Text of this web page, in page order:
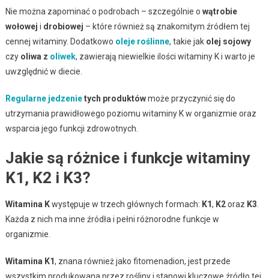
Nie można zapominać o podrobach – szczególnie o wątrobie
wołowej i drobiowej – które również są znakomitym źródłem tej
cennej witaminy. Dodatkowo oleje roślinne, takie jak olej sojowy
czy oliwa z oliwek, zawierają niewielkie ilości witaminy K i warto je
uwzględnić w diecie.
Regularne jedzenietych produktówmoże przyczynić się do
utrzymania prawidłowego poziomu witaminy K w organizmie oraz
wsparcia jego funkcji zdrowotnych.
Jakie są różnice i funkcje witaminy
K1, K2 i K3?
Witamina Kwystępuje w trzech głównych formach: K1, K2oraz K3
Każda z nich ma inne źródła i pełni różnorodne funkcje w
organizmie.
Witamina K1, znana również jako fitomenadion, jest przede
wszystkim produkowana przez rośliny i stanowi kluczowe źródło tej